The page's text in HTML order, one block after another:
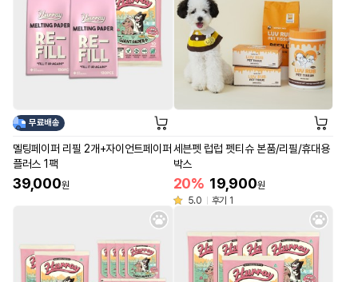
무료배송
멜팅페이퍼 리필 2개+자이언트페이퍼
플러스 1팩
39,000원
세븐펫 럽럽 펫티슈 본품/리필/휴대용
박스
20% 19,900원
5.0
후기 1